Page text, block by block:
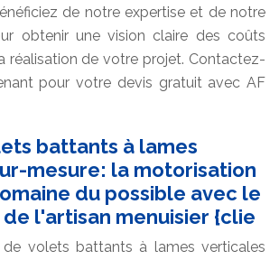
de notre expertise et de notre
obtenir une vision claire des coûts
réalisation de votre projet. Contactez-
pour votre devis gratuit avec AF
battants à lames
mesure: la motorisation
du possible avec le
l'artisan menuisier {clie
volets battants à lames verticales